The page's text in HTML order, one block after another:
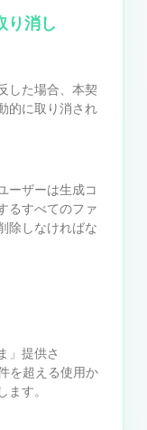
り消し
した場合、本契
的に取り消され
ーザーは生成コ
るすべてのファ
除しなければな
」提供さ
を超える使用か
す。